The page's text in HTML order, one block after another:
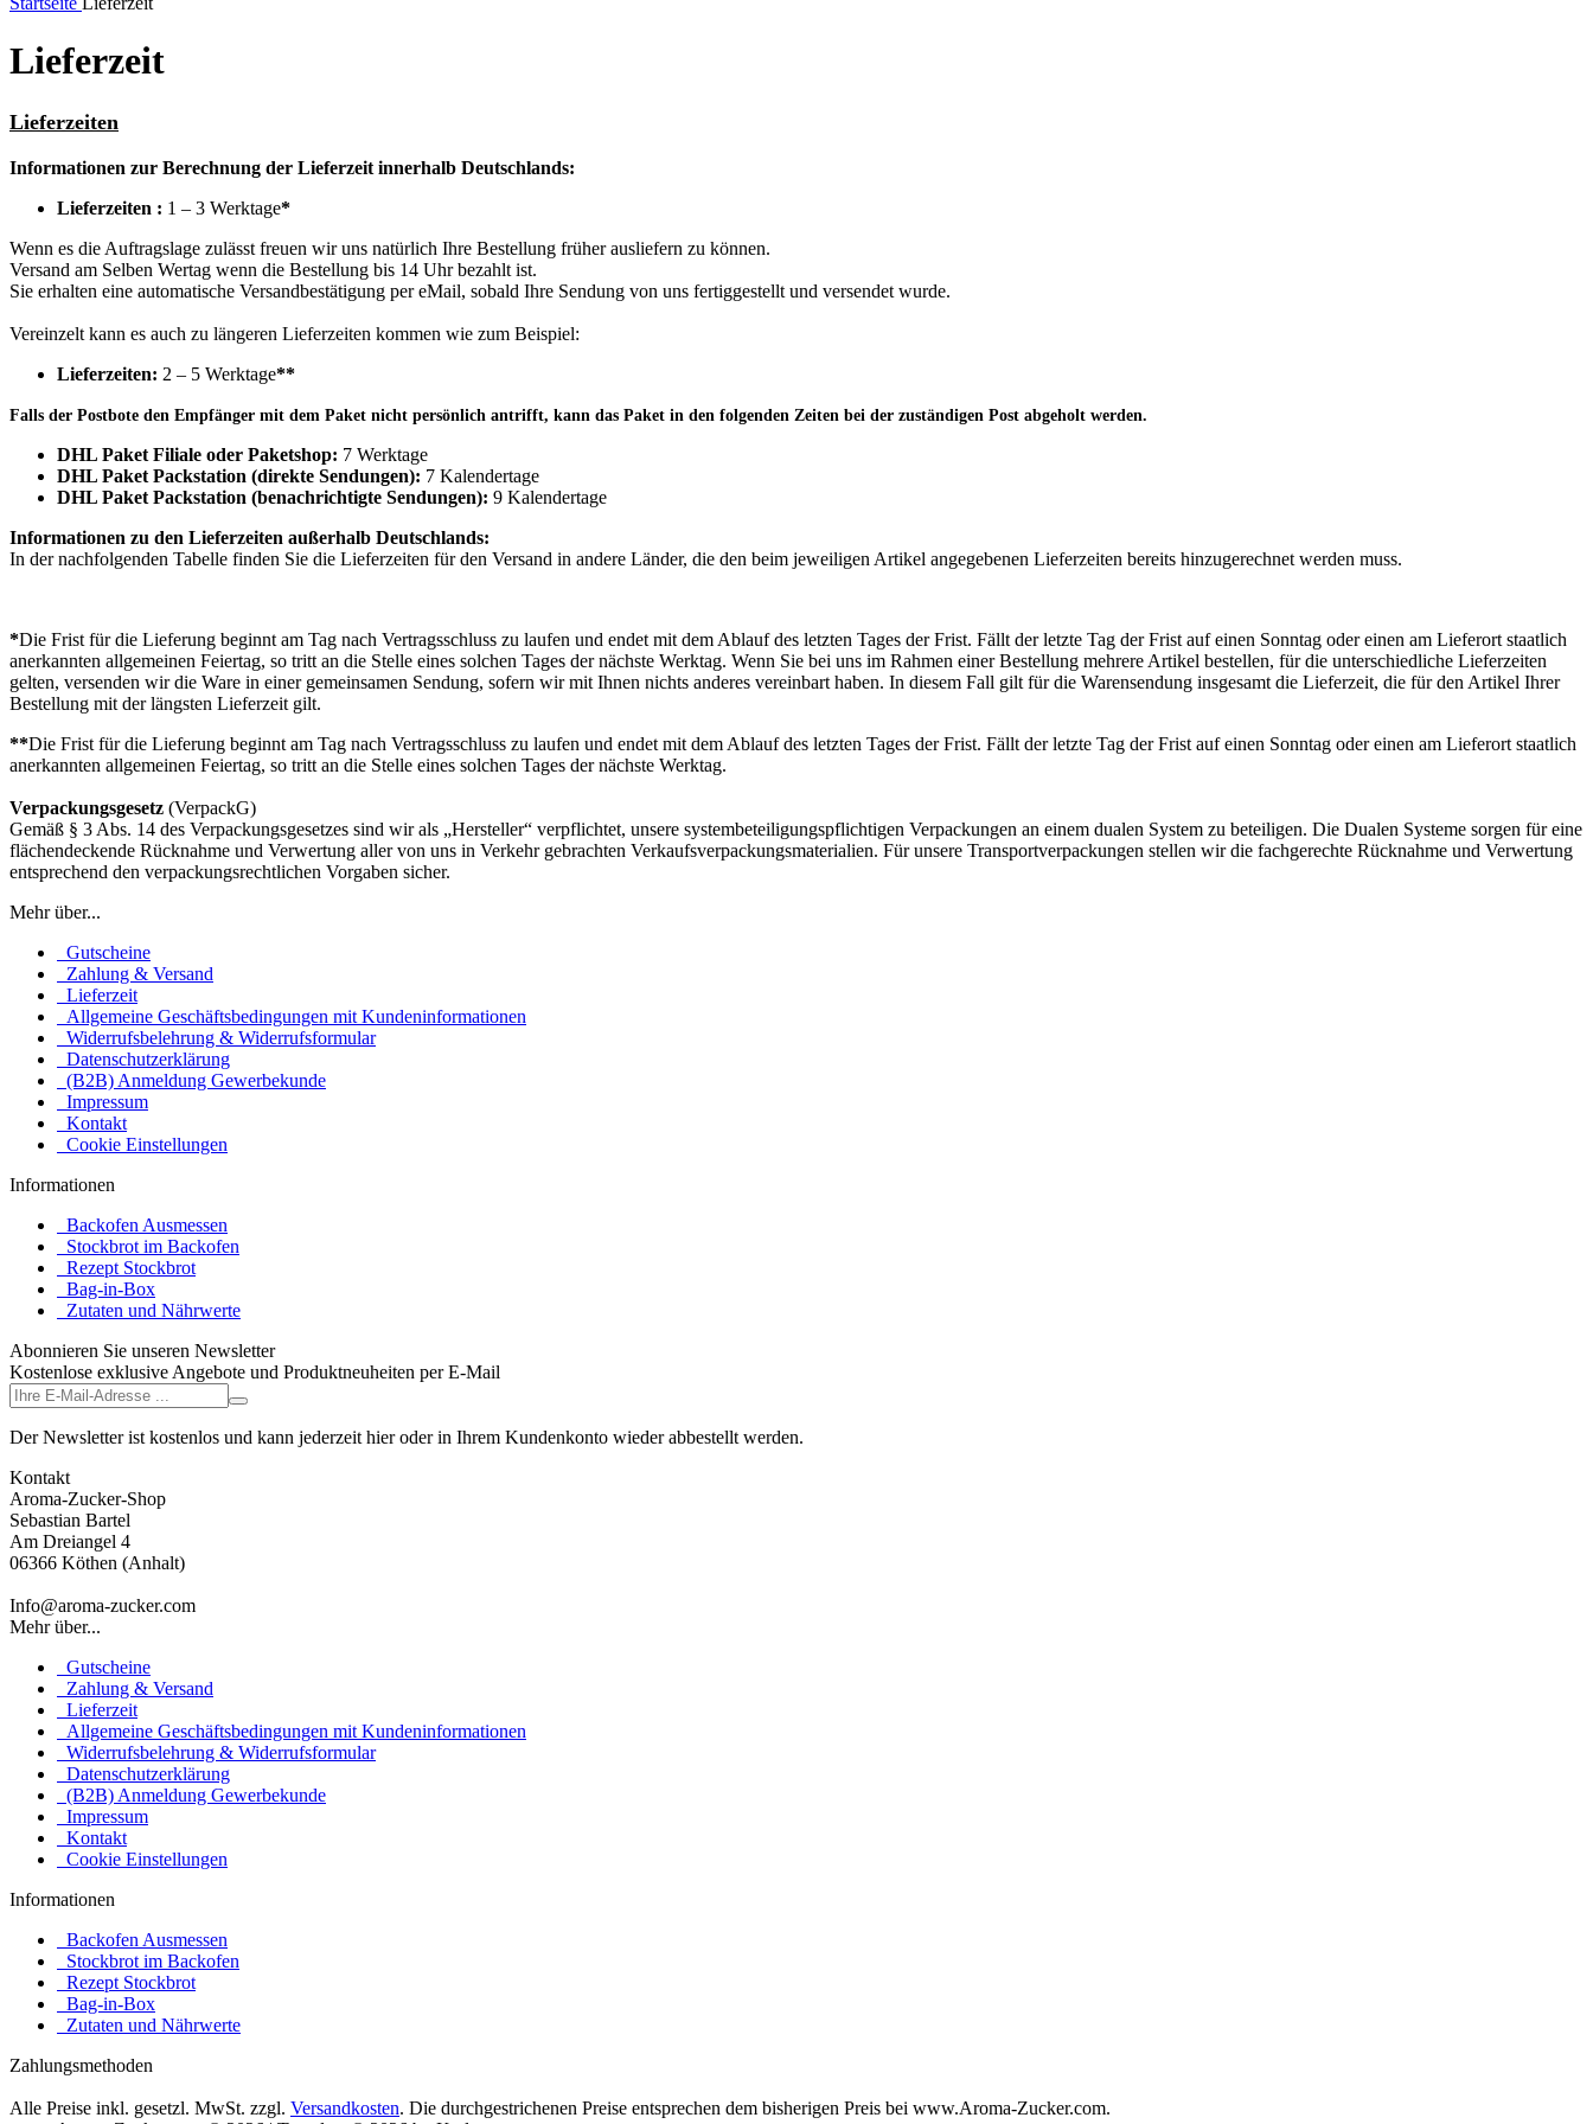
Lieferzeit
Lieferzeiten
Informationen zur Berechnung der Lieferzeit innerhalb Deutschlands:
Lieferzeiten : 1 – 3 Werktage*
Wenn es die Auftragslage zulässt freuen wir uns natürlich Ihre Bestellung früher ausliefern zu können.
Versand am Selben Wertag wenn die Bestellung bis 14 Uhr bezahlt ist.
Sie erhalten eine automatische Versandbestätigung per eMail, sobald Ihre Sendung von uns fertiggestellt und versendet wurde.
Vereinzelt kann es auch zu längeren Lieferzeiten kommen wie zum Beispiel:
Lieferzeiten: 2 – 5 Werktage**
Falls der Postbote den Empfänger mit dem Paket nicht persönlich antrifft, kann das Paket in den folgenden Zeiten bei der zuständigen Post abgeholt werden.
DHL Paket Filiale oder Paketshop: 7 Werktage
DHL Paket Packstation (direkte Sendungen): 7 Kalendertage
DHL Paket Packstation (benachrichtigte Sendungen): 9 Kalendertage
Informationen zu den Lieferzeiten außerhalb Deutschlands:
In der nachfolgenden Tabelle finden Sie die Lieferzeiten für den Versand in andere Länder, die den beim jeweiligen Artikel angegebenen Lieferzeiten bereits hinzugerechnet werden muss.
*Die Frist für die Lieferung beginnt am Tag nach Vertragsschluss zu laufen und endet mit dem Ablauf des letzten Tages der Frist. Fällt der letzte Tag der Frist auf einen Sonntag oder einen am Lieferort staatlich
anerkannten allgemeinen Feiertag, so tritt an die Stelle eines solchen Tages der nächste Werktag. Wenn Sie bei uns im Rahmen einer Bestellung mehrere Artikel bestellen, für die unterschiedliche Lieferzeiten
gelten, versenden wir die Ware in einer gemeinsamen Sendung, sofern wir mit Ihnen nichts anderes vereinbart haben. In diesem Fall gilt für die Warensendung insgesamt die Lieferzeit, die für den Artikel Ihrer
Bestellung mit der längsten Lieferzeit gilt.
**Die Frist für die Lieferung beginnt am Tag nach Vertragsschluss zu laufen und endet mit dem Ablauf des letzten Tages der Frist. Fällt der letzte Tag der Frist auf einen Sonntag oder einen am Lieferort staatlich
anerkannten allgemeinen Feiertag, so tritt an die Stelle eines solchen Tages der nächste Werktag.
Verpackungsgesetz (VerpackG)
Gemäß § 3 Abs. 14 des Verpackungsgesetzes sind wir als „Hersteller“ verpflichtet, unsere systembeteiligungspflichtigen Verpackungen an einem dualen System zu beteiligen. Die Dualen Systeme sorgen für eine
flächendeckende Rücknahme und Verwertung aller von uns in Verkehr gebrachten Verkaufsverpackungsmaterialien. Für unsere Transportverpackungen stellen wir die fachgerechte Rücknahme und Verwertung
entsprechend den verpackungsrechtlichen Vorgaben sicher.
Mehr über...
Gutscheine
Zahlung & Versand
Lieferzeit
Allgemeine Geschäftsbedingungen mit Kundeninformationen
Widerrufsbelehrung & Widerrufsformular
Datenschutzerklärung
(B2B) Anmeldung Gewerbekunde
Impressum
Kontakt
Cookie Einstellungen
Informationen
Backofen Ausmessen
Stockbrot im Backofen
Rezept Stockbrot
Bag-in-Box
Zutaten und Nährwerte
Abonnieren Sie unseren Newsletter
Kostenlose exklusive Angebote und Produktneuheiten per E-Mail
Der Newsletter ist kostenlos und kann jederzeit hier oder in Ihrem Kundenkonto wieder abbestellt werden.
Kontakt
Aroma-Zucker-Shop
Sebastian Bartel
Am Dreiangel 4
06366 Köthen (Anhalt)
Info@aroma-zucker.com
Mehr über...
Gutscheine
Zahlung & Versand
Lieferzeit
Allgemeine Geschäftsbedingungen mit Kundeninformationen
Widerrufsbelehrung & Widerrufsformular
Datenschutzerklärung
(B2B) Anmeldung Gewerbekunde
Impressum
Kontakt
Cookie Einstellungen
Informationen
Backofen Ausmessen
Stockbrot im Backofen
Rezept Stockbrot
Bag-in-Box
Zutaten und Nährwerte
Zahlungsmethoden
Alle Preise inkl. gesetzl. MwSt. zzgl. Versandkosten. Die durchgestrichenen Preise entsprechen dem bisherigen Preis bei www.Aroma-Zucker.com.